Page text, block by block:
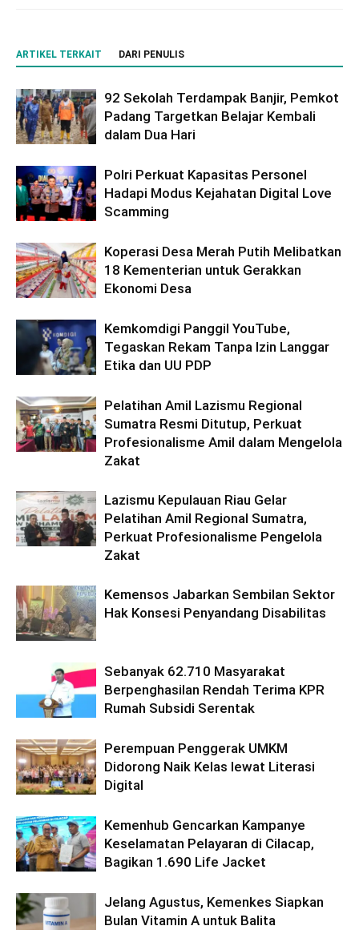
ARTIKEL TERKAIT DARI PENULIS
92 Sekolah Terdampak Banjir, Pemkot
Padang Targetkan Belajar Kembali
dalam Dua Hari
Polri Perkuat Kapasitas Personel
Hadapi Modus Kejahatan Digital Love
Scamming
Koperasi Desa Merah Putih Melibatkan
18 Kementerian untuk Gerakkan
Ekonomi Desa
Kemkomdigi Panggil YouTube,
Tegaskan Rekam Tanpa Izin Langgar
Etika dan UU PDP
Pelatihan Amil Lazismu Regional
Sumatra Resmi Ditutup, Perkuat
Profesionalisme Amil dalam Mengelola
Zakat
Lazismu Kepulauan Riau Gelar
Pelatihan Amil Regional Sumatra,
Perkuat Profesionalisme Pengelola
Zakat
Kemensos Jabarkan Sembilan Sektor
Hak Konsesi Penyandang Disabilitas
Sebanyak 62.710 Masyarakat
Berpenghasilan Rendah Terima KPR
Rumah Subsidi Serentak
Perempuan Penggerak UMKM
Didorong Naik Kelas lewat Literasi
Digital
Kemenhub Gencarkan Kampanye
Keselamatan Pelayaran di Cilacap,
Bagikan 1.690 Life Jacket
Jelang Agustus, Kemenkes Siapkan
Bulan Vitamin A untuk Balita